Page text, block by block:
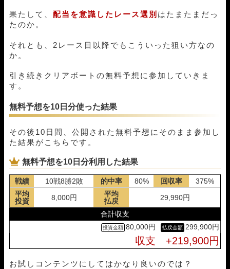
果たして、 配当を意識したレース選別 はたまたまだっ
たのか。
それとも、2レース目以降でもこういった狙い方なの
か。
引き続きクリアボートの無料予想に参加していきま
す。
無料予想を10日分使った結果
その後10日間、公開された無料予想にそのまま参加し
た結果がこちらです。
無料予想を10日分利用した結果
戦績 10戦8勝2敗 的中率 80% 回収率
375%
平均
投資
8,000円
平均
払戻
29,990円
合計収支
80,000円
299,900円
収支 +219,900円
お試しコンテンツにしてはかなり良いのでは？